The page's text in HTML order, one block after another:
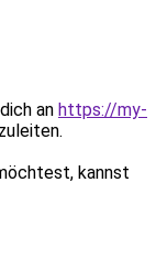
an https://my-
kannst